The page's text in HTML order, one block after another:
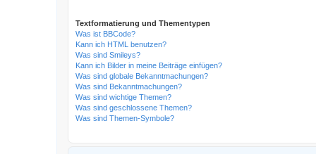
Textformatierung und Thementypen
Was ist BBCode?
Kann ich HTML benutzen?
Was sind Smileys?
Kann ich Bilder in meine Beiträge einfügen?
Was sind globale Bekanntmachungen?
Was sind Bekanntmachungen?
Was sind wichtige Themen?
Was sind geschlossene Themen?
Was sind Themen-Symbole?